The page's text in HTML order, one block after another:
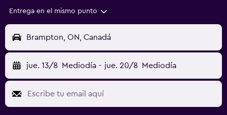
Entrega en el mismo punto
Brampton, ON, Canadá
jue. 13/8 Mediodía - jue. 20/8 Mediodía